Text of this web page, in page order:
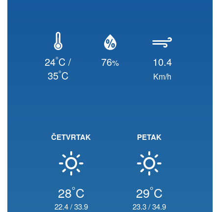
24°C /
35°C
76% 10.4
Km/h
ČETVRTAK
28°C
22.4/33.9
PETAK
29°C
23.3/34.9